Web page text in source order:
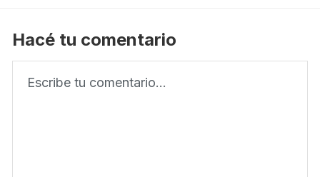
Hacé tu comentario